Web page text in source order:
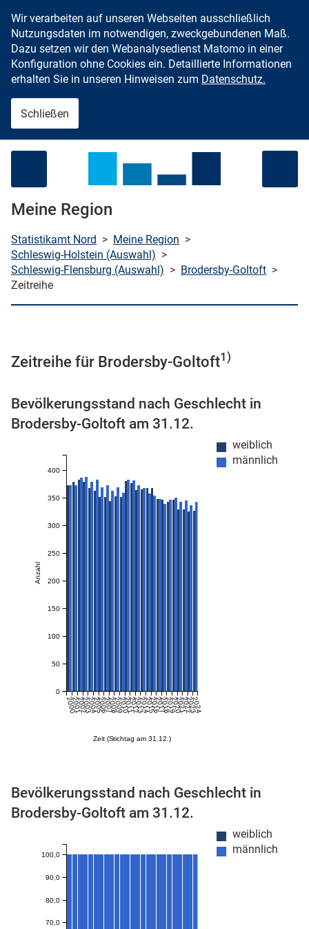
Zum Inhalt springen
starten
Wir verarbeiten auf unseren Webseiten ausschließlich
Nutzungsdaten im notwendigen, zweckgebundenen Maß.
Dazu setzen wir den Webanalysedienst Matomo in einer
Konfiguration ohne Cookies ein. Detaillierte Informationen
erhalten Sie in unseren Hinweisen zum Datenschutz.
Schließen
Meine Region
Statistikamt Nord > Meine Region >
Schleswig-Holstein (Auswahl) >
Schleswig-Flensburg (Auswahl) > Brodersby-Goltoft >
Zeitreihe
Zeitreihe für Brodersby-Goltoft1)
Bevölkerungsstand nach Geschlecht in
Brodersby-Goltoft am 31.12.
weiblich
männlich
Zeit (Stichtag am 31.12.)
200020012002200320042005200620072008200920102011201220132014201520162017201820192020202120222023
2024
Anzahl
0
50
100
150
200
250
300
350
400
Bevölkerungsstand nach Geschlecht in
Brodersby-Goltoft am 31.12.
weiblich
männlich
70,0
80,0
90,0
100,0